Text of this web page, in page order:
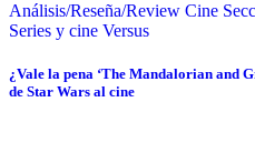
Análisis/Reseña/Review Cine
Series y cine Versus
¿Vale la pena ‘The Mandalorian and
de Star Wars al cine